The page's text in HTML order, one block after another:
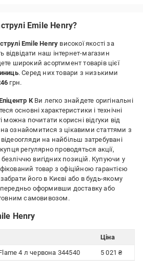
Emile Henry?
Emile Henry високої якості за
відвідати наш інтернет-магазин
широкий асортимент товарів цієї
. Серед них товари з низькими
грн.
КВи легко знайдете оригінальні
основні характеристики і технічні
можна почитати корисні відгуки від
ознайомитися з цікавими статтями з
на найбільш затребувані
регулярно проводяться акції,
вигідних позицій. Купуючи у
товар з офіційною гарантією
його в Києві або в будь-якому
оформивши доставку або
самовивозом.
Henry
Ціна
4 л червона 344540
5 021 ₴